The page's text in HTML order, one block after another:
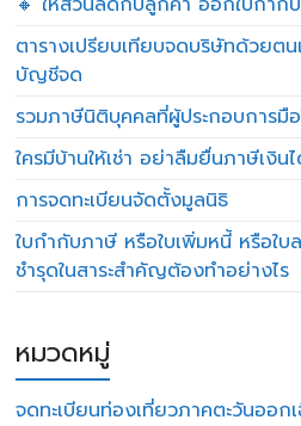
ตารางเปรียบเทียบจดบริษัทด้วยต
บัญชีจด
รวมภาษีนิติบุคคลที่ผู้ประกอบการมื
ใครมีบ้านให้เช่า อย่าลืมยื่นภาษีเงิน
การจดทะเบียนจัดตั้งมูลนิธิ
ใบกำกับภาษี หรือใบเพิ่มหนี้ หรือใ
ชำรุดในสาระสำคัญต้องทำอย่างไร
หมวดหมู่
จดทะเบียนท่องเที่ยวภาคตะวันออก